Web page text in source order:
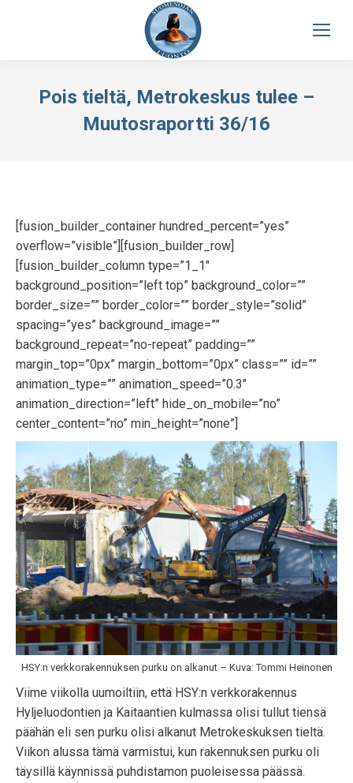
Pois tieltä, Metrokeskus tulee –
Muutosraportti 36/16
[fusion_builder_container hundred_percent=”yes”
overflow=”visible”][fusion_builder_row]
[fusion_builder_column type=”1_1″
background_position=”left top” background_color=””
border_size=”” border_color=”” border_style=”solid”
spacing=”yes” background_image=””
background_repeat=”no-repeat” padding=””
margin_top=”0px” margin_bottom=”0px” class=”” id=””
animation_type=”” animation_speed=”0.3″
animation_direction=”left” hide_on_mobile=”no”
center_content=”no” min_height=”none”]
HSY:n verkkorakennuksen purku on alkanut – Kuva: Tommi Heinonen
Viime viikolla uumoiltiin, että HSY:n verkkorakennus
Hyljeluodontien ja Kaitaantien kulmassa olisi tullut tiensä
päähän eli sen purku olisi alkanut Metrokeskuksen tieltä.
Viikon alussa tämä varmistui, kun rakennuksen purku oli
täysillä käynnissä puhdistamon puoleisessa päässä.